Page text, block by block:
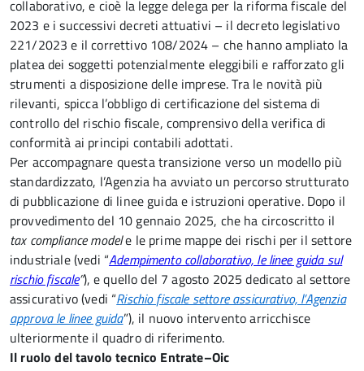
collaborativo, e cioè la legge delega per la riforma fiscale del
2023 e i successivi decreti attuativi – il decreto legislativo
221/2023 e il correttivo 108/2024 – che hanno ampliato la
platea dei soggetti potenzialmente eleggibili e rafforzato gli
strumenti a disposizione delle imprese. Tra le novità più
rilevanti, spicca l’obbligo di certificazione del sistema di
controllo del rischio fiscale, comprensivo della verifica di
conformità ai principi contabili adottati.
Per accompagnare questa transizione verso un modello più
standardizzato, l’Agenzia ha avviato un percorso strutturato
di pubblicazione di linee guida e istruzioni operative. Dopo il
provvedimento del 10 gennaio 2025, che ha circoscritto il
tax compliance modele le prime mappe dei rischi per il settore
industriale (vedi “Adempimento collaborativo, le linee guida sul
rischio fiscale”), e quello del 7 agosto 2025 dedicato al settore
assicurativo (vedi “Rischio fiscale settore assicurativo, l’Agenzia
approva le linee guida”), il nuovo intervento arricchisce
ulteriormente il quadro di riferimento.
Il ruolo del tavolo tecnico Entrate–Oic